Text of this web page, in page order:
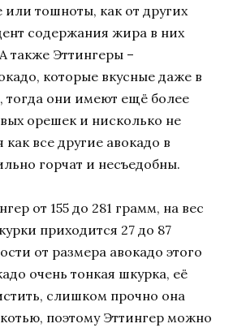
или тошноты, как от других
содержания жира в них
также Эттингеры –
которые вкусные даже в
тогда они имеют ещё более
орешек и нисколько не
как все другие авокадо в
горчат и несъедобны.
от 155 до 281 грамм, на вес
приходится 27 до 87
от размера авокадо этого
очень тонкая шкурка, её
слишком прочно она
поэтому Эттингер можно